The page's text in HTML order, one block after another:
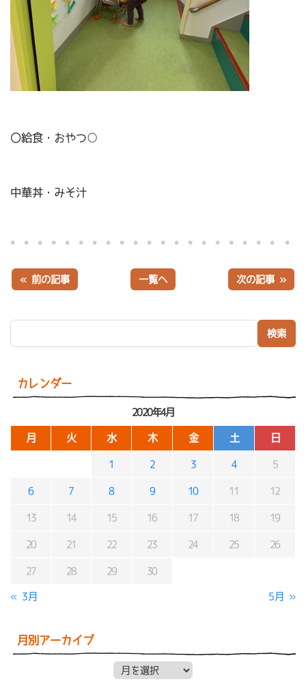
カレンダー
2020年4月
月 火 水 木 金 土 日
1 2 3 4 5
6 7 8 9 10 11 12
13 14 15 16 17 18 19
20 21 22 23 24 25 26
27 28 29 30
« 3月 5月 »
月別アーカイブ
〇給食・おやつ○
中華丼・みそ汁
« 前の記事 一覧へ 次の記事 »